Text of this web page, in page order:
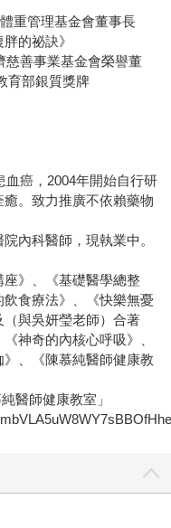
重管理基金會董事長
的祕訣》
慈善事業基金會榮譽董
育部銀質獎牌
血癌，2004年開始自行研
。致力推廣不依賴藥物
內科醫師，現執業中。
》、《基礎醫學總整
食療法》、《快樂無憂
與吳妍瑩老師）合著
神奇的內核心呼吸》、
》、《陳慕純醫師健康教
醫師健康教室」